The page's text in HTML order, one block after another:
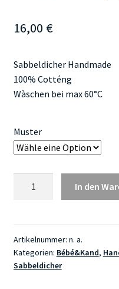
16,00 €
Sabbeldicher Handmade
100% Cotténg
Wàschen bei max 60°C
Muster
In den
Artikelnummer: n. a.
Kategorien: Bébé&Kand,
Sabbeldicher